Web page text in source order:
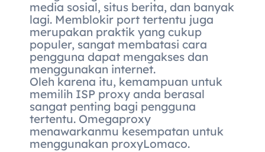
media sosial, situs berita, dan banyak
lagi. Memblokir port tertentu juga
merupakan praktik yang cukup
populer, sangat membatasi cara
pengguna dapat mengakses dan
menggunakan internet.
Oleh karena itu, kemampuan untuk
memilih ISP proxy anda berasal
sangat penting bagi pengguna
tertentu. Omegaproxy
menawarkanmu kesempatan untuk
menggunakan proxyLomaco.